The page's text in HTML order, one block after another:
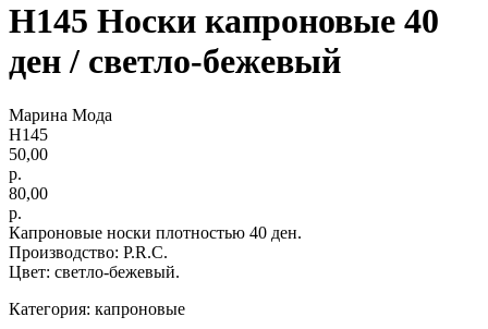
Н145 Носки капроновые 40
ден / светло-бежевый
Марина Мода
Н145
50,00
р.
80,00
р.
Капроновые носки плотностью 40 ден.
Производство: P.R.C.
Цвет: светло-бежевый.
Категория: капроновые